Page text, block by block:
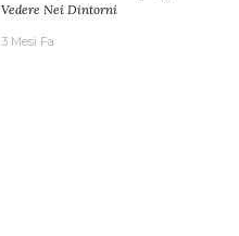
Vedere Nei Dintorni
3 Mesi Fa